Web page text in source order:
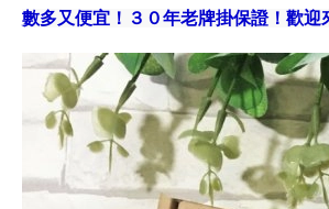
數多又便宜！３０年老牌掛保證！歡迎